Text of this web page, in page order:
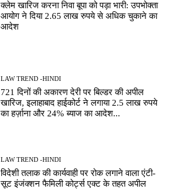
क्लेम खारिज करना निवा बूपा को पड़ा भारी: उपभोक्ता
आयोग ने दिया 2.65 लाख रुपये से अधिक चुकाने का
आदेश
LAW TREND -HINDI
721 दिनों की अकारण देरी पर बिल्डर की अपील
खारिज, इलाहाबाद हाईकोर्ट ने लगाया 2.5 लाख रुपये
का हर्ज़ाना और 24% ब्याज का आदेश...
LAW TREND -HINDI
विदेशी तलाक की कार्यवाही पर रोक लगाने वाला एंटी-
सूट इंजंक्शन फैमिली कोर्ट्स एक्ट के तहत अपील